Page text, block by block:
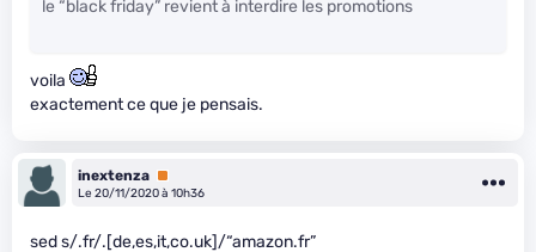
le “black friday” revient à interdire les promotions
voila
exactement ce que je pensais.
inextenza Premium
Le 20/11/2020 à 10h36
sed s/.fr/.[de,es,it,co.uk]/“amazon.fr”